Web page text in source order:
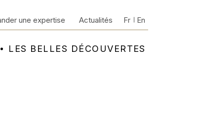
LES BELLES DÉCOUVERTES
une expertise Actualités Fr En